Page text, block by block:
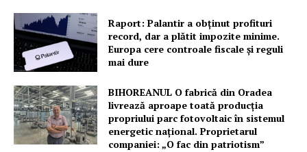
Raport: Palantir a obținut profituri
record, dar a plătit impozite minime.
Europa cere controale fiscale și reguli
mai dure
BIHOREANUL O fabrică din Oradea
livrează aproape toată producția
propriului parc fotovoltaic în sistemul
energetic național. Proprietarul
companiei: „O fac din patriotism”